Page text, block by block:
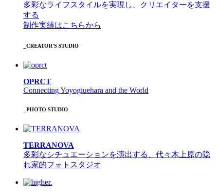
多彩なライフスタイルを実現し、クリエイターを支援
する
制作実績はこちらから
_CREATOR'S STUDIO
OPRCT
Connecting Yoyogiuehara and the World
_PHOTO STUDIO
TERRANOVA
多彩なシチュエーションを演出する、代々木上原の隠
れ家的フォトスタジオ